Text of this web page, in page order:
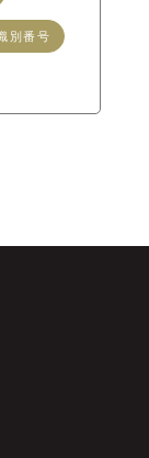
別番号